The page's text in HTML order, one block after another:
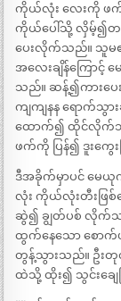
ကိုယ်လုံး လေးကို ဖ
ကိုယ်ပေါ်သို့ လှိမ့်၍တ
ပေးလိုက်သည်။ သူမ
အလေးချိန်ကြောင့်
သည်။ ဆန့်၍ကားပေ
ကျကျနန ရောက်သွ
ထောက်၍ ထိုင်လိုက်သည်
ဖက်ကို ပြန်၍ ဒူးကွေ
ဒီအခိုက်မှာပင် မေ
လုံး ကိုယ်လုံးတီးဖြစ်န
ဆွဲ၍ ချွတ်ပစ် လိုက်
ထွက်နေသော စော
တွန့်သွားသည်။ ဦး
ထဲသို့ ထိုး၍ သွင်းချေပ